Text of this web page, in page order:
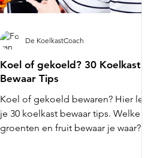
Koel of gekoeld? 30 Koelkast
Bewaar Tips
Koel of gekoeld bewaren? Hier lees
je 30 koelkast bewaar tips. Welke
groenten en fruit bewaar je waar? De
De KoelkastCoach